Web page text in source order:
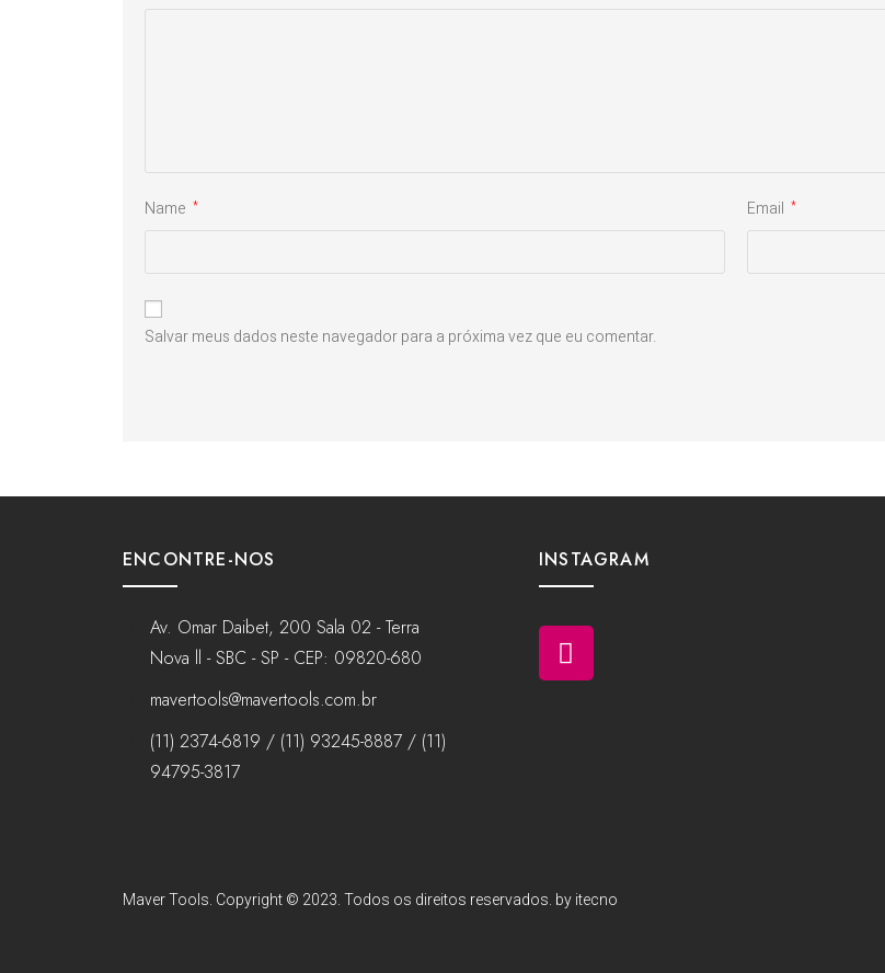
Name * Email *
Salvar meus dados neste navegador para a próxima vez que eu comentar.
ENCONTRE-NOS
Av. Omar Daibet, 200 Sala 02 - Terra
Nova ll - SBC - SP - CEP: 09820-680
mavertools@mavertools.com.br
(11) 2374-6819 / (11) 93245-8887 / (11)
94795-3817
INSTAGRAM
Maver Tools. Copyright © 2023. Todos os direitos reservados. by itecno